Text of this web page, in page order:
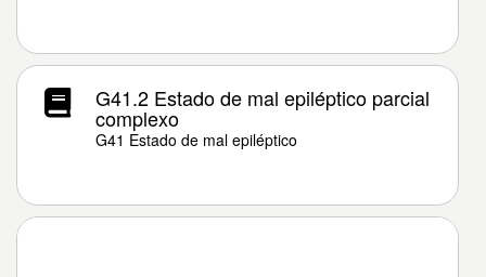
G41.2 Estado de mal epiléptico parcial
complexo
G41 Estado de mal epiléptico